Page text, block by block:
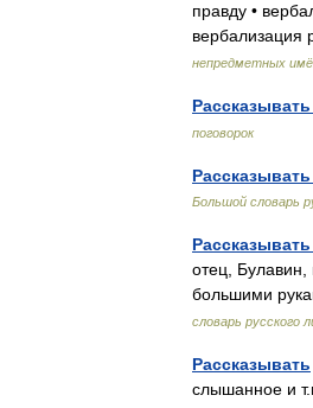
правду •
вербализация
непредметных
поговорок
Рассказывать
Большой словарь
Рассказывать
отец,
большими
словарь русского
Рассказывать
слышанное и